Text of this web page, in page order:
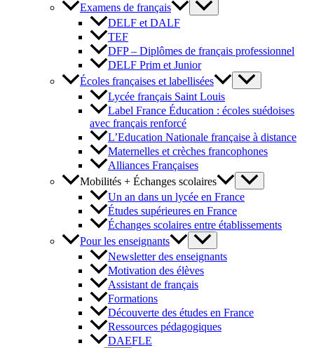
Examens de français
DELF et DALF
TEF
DFP – Diplômes de français professionnel
DELF Prim et Junior
Écoles françaises et labellisées
Lycée français Saint Louis
Label France Éducation : écoles suédoises
avec français renforcé
L’Education Nationale française à distance
Maternelles et crèches francophones
Alliances Françaises
Mobilités + Échanges scolaires
Un an dans un lycée en France
Études supérieures en France
Échanges scolaires entre établissements
Pour les enseignants
Newsletter des enseignants
Motivation des élèves
Assistant de français
Formations
Découverte des études en France
Ressources pédagogiques
DAEFLE